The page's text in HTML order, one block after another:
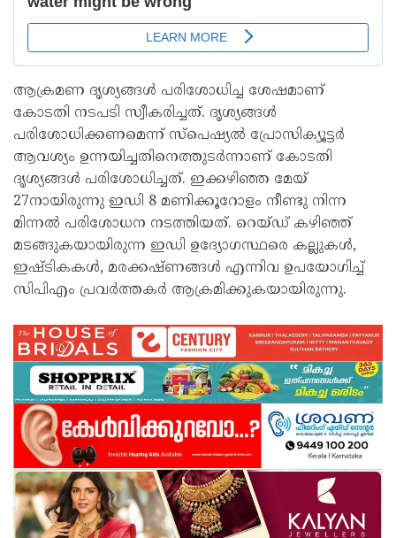
ആക്രമണ ദൃശ‍്യങ്ങൾ പരിശോധിച്ച ശേഷമാണ്
കോടതി നടപടി സ്വീകരിച്ചത്. ദൃശ‍്യങ്ങൾ
പരിശോധിക്കണമെന്ന് സ്പെഷ‍്യൽ പ്രോസിക‍്യൂട്ടർ
ആവശ‍്യം ഉന്നയിച്ചതിനെത്തുടർന്നാണ് കോടതി
ദൃശ‍്യങ്ങൾ പരിശോധിച്ചത്. ഇക്കഴിഞ്ഞ മേയ്
27നായിരുന്നു ഇഡി 8 മണിക്കൂറോളം നീണ്ടു നിന്ന
മിന്നൽ പരിശോധന നടത്തിയത്. റെയ്ഡ് കഴിഞ്ഞ്
മടങ്ങുകയായിരുന്ന ഇഡി ഉദ‍്യോഗസ്ഥരെ കല്ലുകൾ,
ഇഷ്ടികകൾ, മരക്കഷ്ണങ്ങൾ എന്നിവ ഉപയോഗിച്ച്
സിപിഎം പ്രവർത്തകർ ആക്രമിക്കുകയായിരുന്നു.